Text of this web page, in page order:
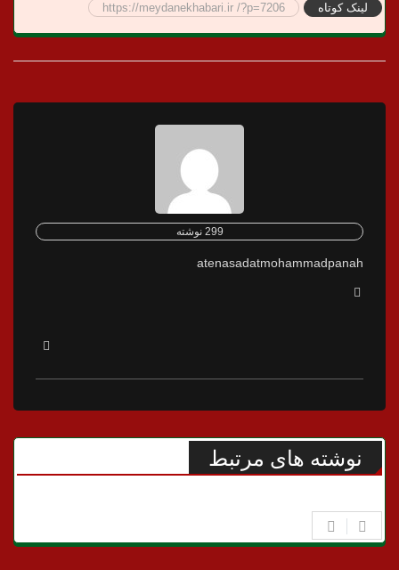
لینک کوتاه https://meydanekhabari.ir /?p=7206
299 نوشته
atenasadatmohammadpanah
نوشته های مرتبط